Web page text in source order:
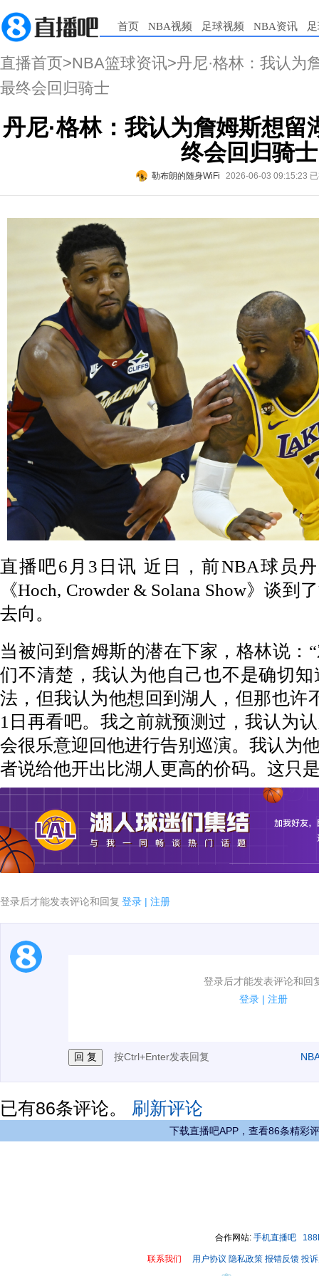
首页 NBA视频 足球视频 NBA资讯
直播首页>NBA篮球资讯>丹尼·格林：我认为
最终会回归骑士
丹尼·格林：我认为詹姆斯想留
终会回归骑士
勒布朗的随身WiFi 2026-06-03 09:15:23
直播吧6月3日讯 近日，前NBA球员
《Hoch, Crowder & Solana Show》谈
去向。
当被问到詹姆斯的潜在下家，格林说：
们不清楚，我认为他自己也不是确切
法，但我认为他想回到湖人，但那也许
1日再看吧。我之前就预测过，我认为
会很乐意迎回他进行告别巡演。我认为
者说给他开出比湖人更高的价码。这只
登录后才能发表评论和回复 登录 | 注册
登录后才能发表评论和回
登录 | 注册
1.电脑端新用户可以发表评论了！
按Ctrl+Enter发表回复
已有86条评论。 刷新评论
下载直播吧APP，查看86条精彩
合作网站: 手机直播吧
联系我们 用户协议 隐私政策 报错反馈 投